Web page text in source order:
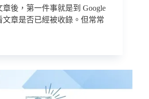
後，第一件事就是到 Google
文章是否已經被收錄。但常常